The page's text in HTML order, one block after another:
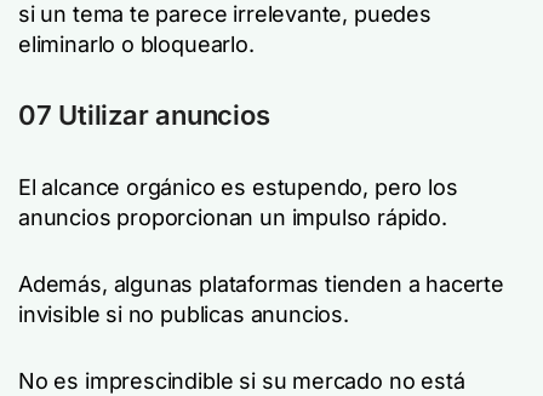
si un tema te parece irrelevante, puedes
eliminarlo o bloquearlo.
07 Utilizar anuncios
El alcance orgánico es estupendo, pero los
anuncios proporcionan un impulso rápido.
Además, algunas plataformas tienden a hacerte
invisible si no publicas anuncios.
No es imprescindible si su mercado no está